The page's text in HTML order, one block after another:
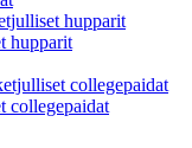
hupparit
hupparit
collegepaidat
collegepaidat